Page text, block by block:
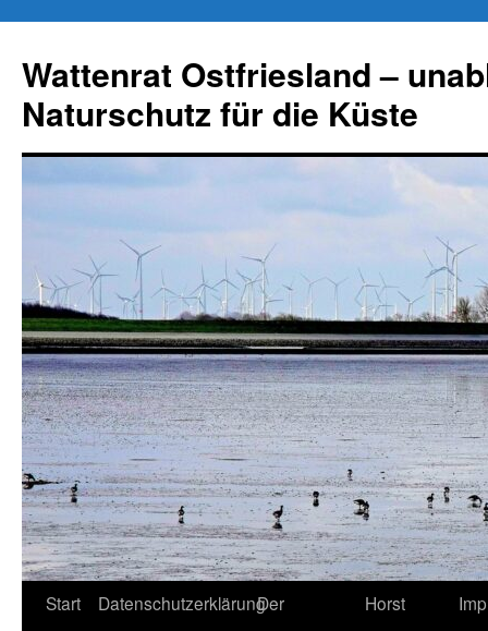
springen
Wattenrat Ostfriesland –
Naturschutz für die Küste
Start DatenschutzerklärungDer
Horst